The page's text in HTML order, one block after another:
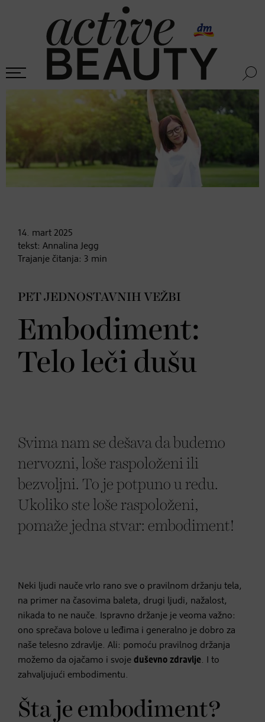
14. mart 2025
tekst: Annalina Jegg
Trajanje čitanja: 3 min
PET JEDNOSTAVNIH VEŽBI
Embodiment:
Telo leči dušu
Svima nam se dešava da budemo
nervozni, loše raspoloženi ili
bezvoljni. To je potpuno u redu.
Ukoliko ste loše raspoloženi,
pomaže jedna stvar: embodiment!
Neki ljudi nauče vrlo rano sve o pravilnom držanju tela,
na primer na časovima baleta, drugi ljudi, nažalost,
nikada to ne nauče. Ispravno držanje je veoma važno:
ono sprečava bolove u leđima i generalno je dobro za
naše telesno zdravlje. Ali: pomoću pravilnog držanja
možemo da ojačamo i svoje duševno zdravlje. I to
zahvaljujući embodimentu.
Šta je embodiment?